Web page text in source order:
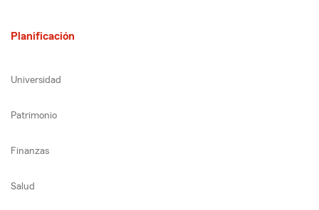
Planificación
Universidad
Patrimonio
Finanzas
Salud